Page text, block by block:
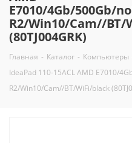
E7010/4Gb/500Gb/
R2/Win10/Cam//BT/
(80TJ004GRK)
Главная - Каталог - Компьютеры
IdeaPad 110-15ACL AMD E7010/
R2/Win10/Cam//BT/WiFi/black